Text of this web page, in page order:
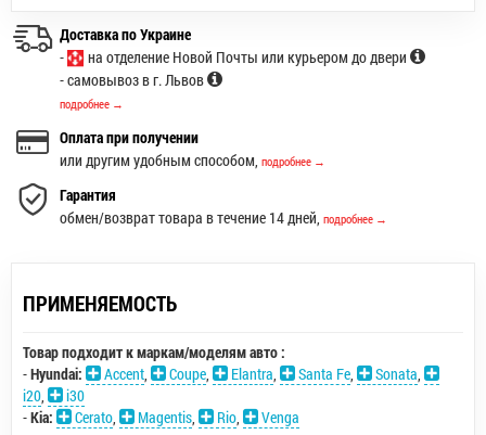
Доставка по Украине
-
на отделение Новой Почты или курьером до двери
- самовывоз в г. Львов
подробнее →
Оплата при получении
или другим удобным способом, подробнее →
Гарантия
обмен/возврат товара в течение 14 дней, подробнее →
ПРИМЕНЯЕМОСТЬ
Товар подходит к маркам/моделям авто :
-Hyundai: Accent Coupe Elantra Santa Fe Sonata
i20
i30
-Kia: Cerato Magentis Rio
Venga